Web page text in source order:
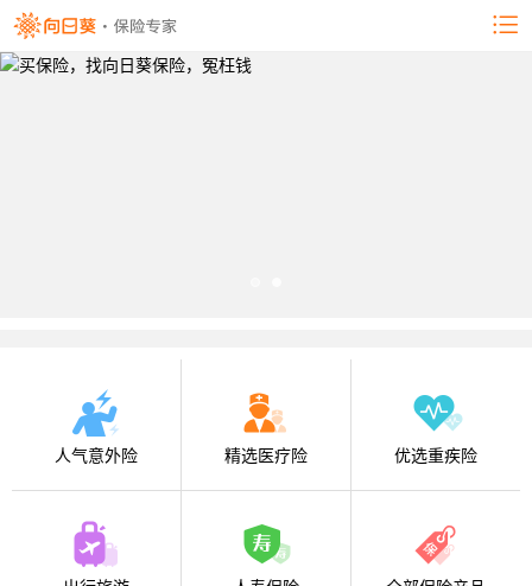
人气意外险 精选医疗险 优选重疾险